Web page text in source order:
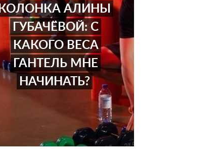
КОЛОНКА АЛИНЫ
ГУБАЧЁВОЙ: С
КАКОГО ВЕСА
ГАНТЕЛЬ МНЕ
НАЧИНАТЬ?